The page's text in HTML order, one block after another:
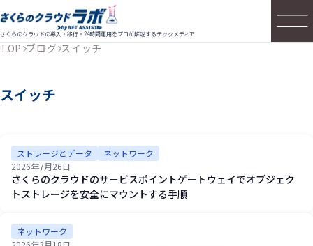
さくらのクラウドの導入・移行・24時間運用をプロが解説するテックメディア
TOP ブログ スイッチ
スイッチ
ストレージとデータ
ネットワーク
2026年7月26日
さくらのクラウドのサービスポイントゲートウェイでオブジェク
トストレージを安全にマウントする手順
ネットワーク